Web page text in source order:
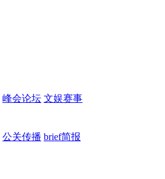
峰会论坛 文娱赛事
公关传播 brief简报